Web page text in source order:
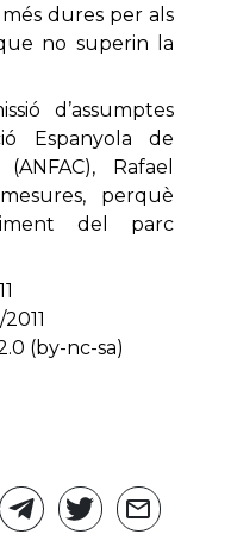
dures per als
no superin la
d’assumptes
Espanyola de
Rafael
perquè
del parc
(by-nc-sa)